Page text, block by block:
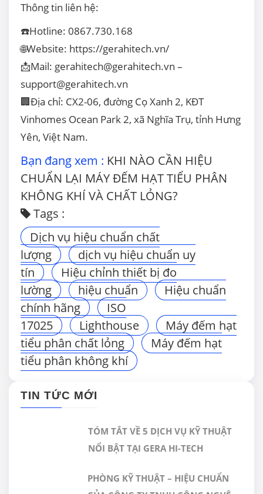
Thông tin liên hệ:
☎️Hotline: 0867.730.168
🌐Website: https://gerahitech.vn/
📩Mail: gerahitech@gerahitech.vn –
support@gerahitech.vn
🏢Địa chỉ: CX2-06, đường Cọ Xanh 2, KĐT
Vinhomes Ocean Park 2, xã Nghĩa Trụ, tỉnh Hưng
Yên, Việt Nam.
Bạn đang xem : KHI NÀO CẦN HIỆU
CHUẨN LẠI MÁY ĐẾM HẠT TIỂU PHÂN
KHÔNG KHÍ VÀ CHẤT LỎNG?
Tags :
Dịch vụ hiệu chuẩn chất
lượng
dịch vụ hiệu chuẩn uy
tín
Hiệu chỉnh thiết bị đo
lường
hiệu chuẩn
Hiệu chuẩn
chính hãng
ISO
17025
Lighthouse
Máy đếm hạt
tiểu phân chất lỏng
Máy đếm hạt
tiểu phân không khí
TIN TỨC MỚI
TÓM TẮT VỀ 5 DỊCH VỤ KỸ THUẬT
NỔI BẬT TẠI GERA HI-TECH
PHÒNG KỸ THUẬT – HIỆU CHUẨN